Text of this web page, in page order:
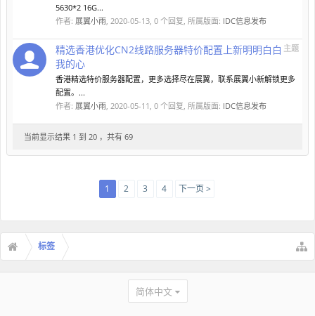
5630*2 16G...
作者: 展翼小雨, 2020-05-13, 0 个回复, 所属版面: IDC信息发布
主题
精选香港优化CN2线路服务器特价配置上新明明白白
我的心
香港精选特价服务器配置，更多选择尽在展翼，联系展翼小新解锁更多
配置。...
作者: 展翼小雨, 2020-05-11 , 0 个回复, 所属版面: IDC信息发布
当前显示结果 1 到 20 ，共有 69
1 2 3 4 下一页 >
标签
简体中文